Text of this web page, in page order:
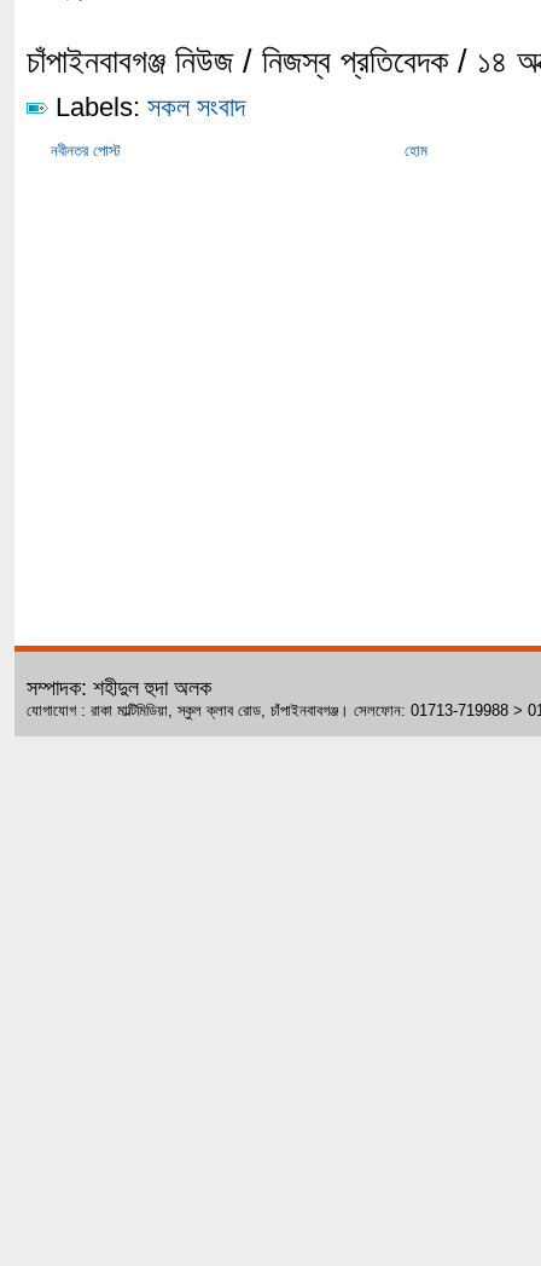
চাঁপাইনবাবগঞ্জ নিউজ / নিজস্ব প্রতিবেদক / ১৪
Labels: সকল সংবাদ
নবীনতর পোস্ট হোম
সম্পাদক: শহীদুল হুদা অলক
যোগাযোগ : রাকা মাল্টিমিডিয়া, স্কুল ক্লাব রোড, চাঁপাইনবাবগঞ্জ। সেলফোন: 01713-